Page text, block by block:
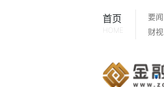
首页
HOME
要闻
财视